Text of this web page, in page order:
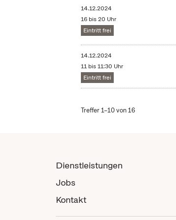
14.12.2024
16 bis 20 Uhr
Eintritt frei
14.12.2024
11 bis 11:30 Uhr
Eintritt frei
Treffer 1–10 von 16
Dienstleistungen
Jobs
Kontakt